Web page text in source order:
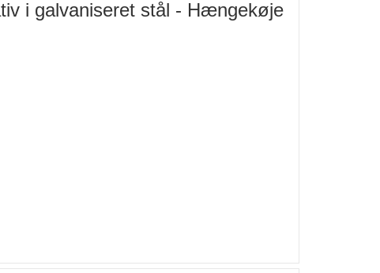
i galvaniseret stål - Hængekøje